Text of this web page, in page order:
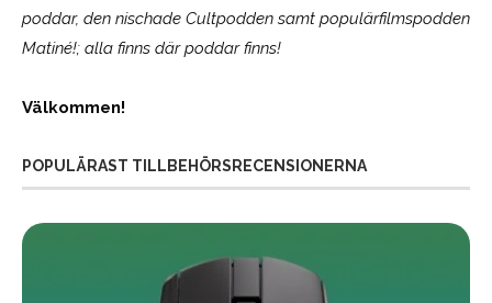
poddar, den nischade Cultpodden samt populärfilmspodden
Matiné!; alla finns där poddar finns!
Välkommen!
POPULÄRAST TILLBEHÖRSRECENSIONERNA